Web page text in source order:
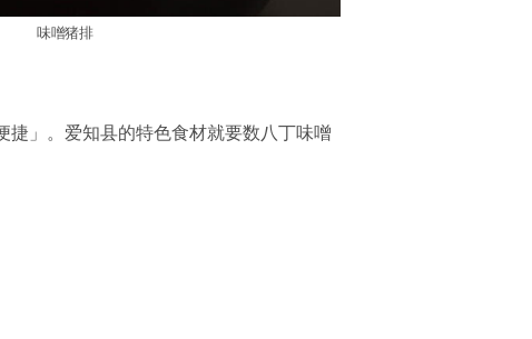
味噌猪排
」。爱知县的特色食材就要数八丁味噌